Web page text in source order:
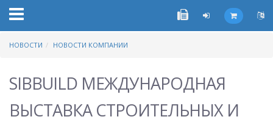
НОВОСТИ НОВОСТИ КОМПАНИИ
SIBBUILD МЕЖДУНАРОДНАЯ
ВЫСТАВКА СТРОИТЕЛЬНЫХ И